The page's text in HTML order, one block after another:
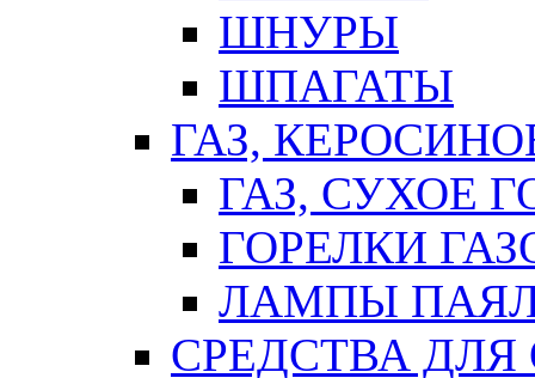
ШНУРЫ
ШПАГАТЫ
ГАЗ,
ГАЗ, СУХОЕ
ГОРЕЛКИ
ЛАМПЫ
СРЕДСТВА